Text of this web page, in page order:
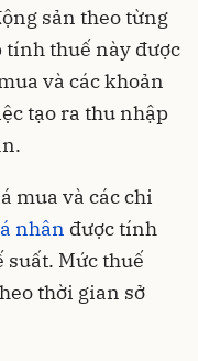
sản theo từng
thuế này được
và các khoản
tạo ra thu nhập
mua và các chi
nhân được tính
suất. Mức thuế
thời gian sở